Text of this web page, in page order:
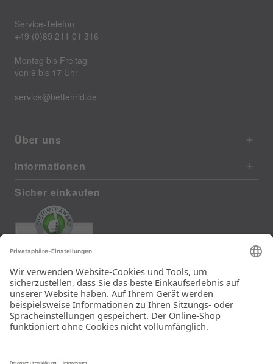
Service-Telefon
+49 (0)89 211 01 316
Montag bis Freitag
von 9 bis 17 Uhr
service@bettenrid.de
Über uns
Informationen
Sicher einkaufen
372 reviews from real customers
(last 12 months)
Total: 11290
Die Auswahl und die
Einfachheit der
Bestellung.